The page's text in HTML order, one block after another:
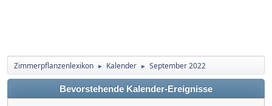
Zimmerpflanzenlexikon ► Kalender ► September 2022
Bevorstehende Kalender-Ereignisse